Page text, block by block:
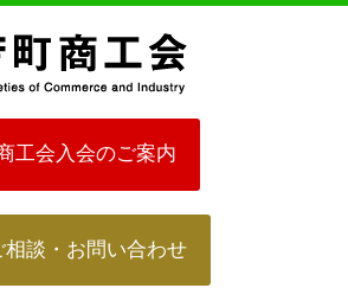
工会入会のご案内
相談・お問い合わせ